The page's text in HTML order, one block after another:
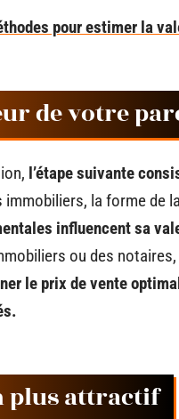
pour estimer la
de votre
l’étape suivante
la forme de
influencent sa
ou des notaires,
le prix de vente
plus attractif